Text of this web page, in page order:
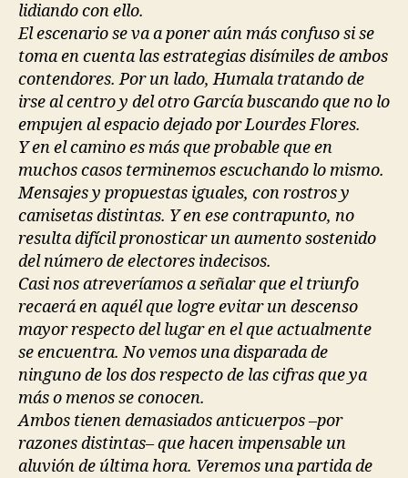
lidiando con ello.
El escenario se va a poner aún más confuso si se
toma en cuenta las estrategias disímiles de ambos
contendores. Por un lado, Humala tratando de
irse al centro y del otro García buscando que no lo
empujen al espacio dejado por Lourdes Flores.
Y en el camino es más que probable que en
muchos casos terminemos escuchando lo mismo.
Mensajes y propuestas iguales, con rostros y
camisetas distintas. Y en ese contrapunto, no
resulta difícil pronosticar un aumento sostenido
del número de electores indecisos.
Casi nos atreveríamos a señalar que el triunfo
recaerá en aquél que logre evitar un descenso
mayor respecto del lugar en el que actualmente
se encuentra. No vemos una disparada de
ninguno de los dos respecto de las cifras que ya
más o menos se conocen.
Ambos tienen demasiados anticuerpos –por
razones distintas– que hacen impensable un
aluvión de última hora. Veremos una partida de